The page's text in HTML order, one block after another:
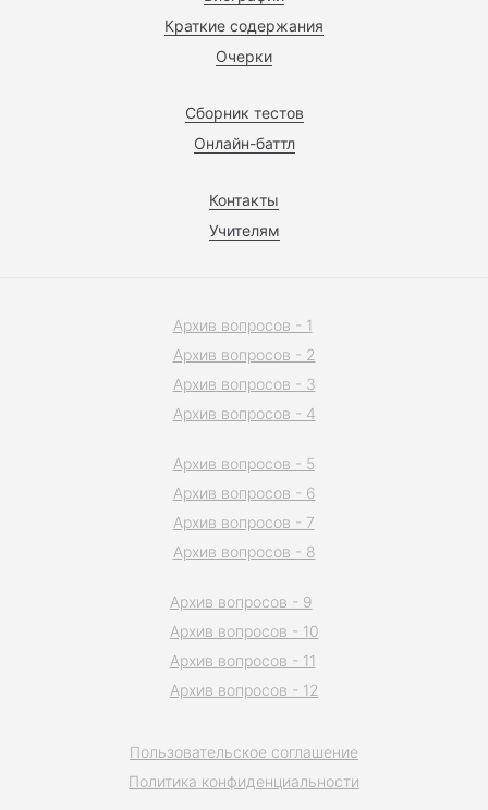
Краткие содержания
Очерки
Сборник тестов
Онлайн-баттл
Контакты
Учителям
Пользовательское соглашение
Политика конфиденциальности
Архив вопросов - 1
Архив вопросов - 2
Архив вопросов - 3
Архив вопросов - 4
Архив вопросов - 5
Архив вопросов - 6
Архив вопросов - 7
Архив вопросов - 8
Архив вопросов - 9
Архив вопросов - 10
Архив вопросов - 11
Архив вопросов - 12